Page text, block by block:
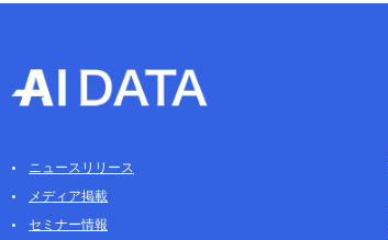
ニュースリリース
メディア掲載
セミナー情報